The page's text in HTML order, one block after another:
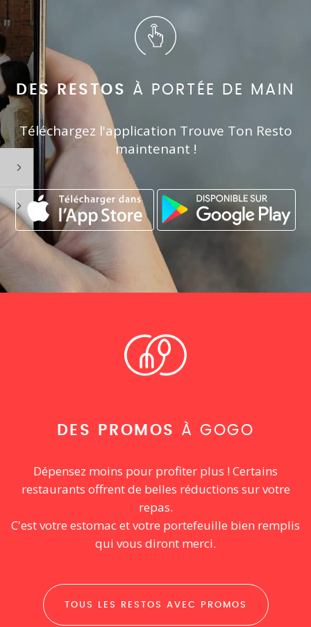
DES RESTOS À PORTÉE DE MAIN
Téléchargez l'application Trouve Ton Resto
maintenant !
DES PROMOS À GOGO
Dépensez moins pour profiter plus ! Certains
restaurants offrent de belles réductions sur votre
repas.
C'est votre estomac et votre portefeuille bien remplis
qui vous diront merci.
TOUS LES RESTOS AVEC PROMOS